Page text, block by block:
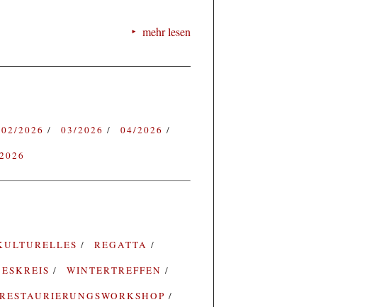
mehr lesen
02/2026 03/2026
04/2026
REGATTA
WINTERTREFFEN
RESTAURIERUNGSWORKSHOP